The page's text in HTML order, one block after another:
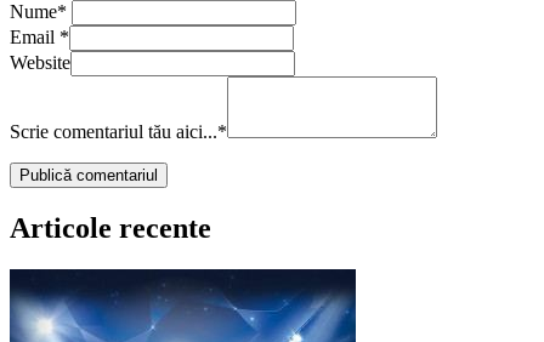
Nume*
Email *
Website
Scrie comentariul tău aici...*
Articole recente